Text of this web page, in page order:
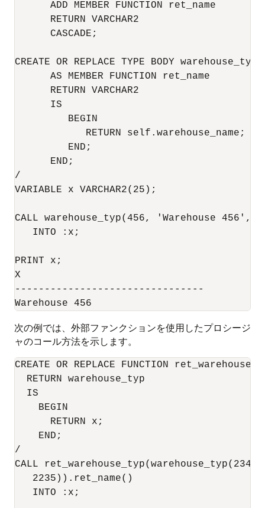
      ADD MEMBER FUNCTION ret_name
      RETURN VARCHAR2
      CASCADE;
CREATE OR REPLACE TYPE BODY warehouse_typ
      AS MEMBER FUNCTION ret_name
      RETURN VARCHAR2
      IS
         BEGIN
            RETURN self.warehouse_name;
         END;
      END;
/
VARIABLE x VARCHAR2(25);
CALL warehouse_typ(456, 'Warehouse 456',
   INTO :x;
PRINT x;
X
--------------------------------
次の例では、外部ファンクションを使用したプロシージ
ャのコール方法を示します。
CREATE OR REPLACE FUNCTION
  RETURN warehouse_typ
  IS
    BEGIN
      RETURN x;
    END;
/
CALL
   2235)).ret_name()
   INTO :x;